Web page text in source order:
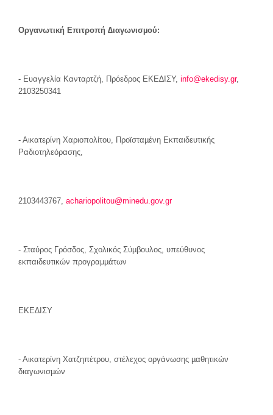
Οργανωτική Επιτροπή ∆ιαγωνισµού:
- Ευαγγελία Κανταρτζή, Πρόεδρος ΕΚΕ∆ΙΣΥ, info@ekedisy.gr,
2103250341
- Αικατερίνη Χαριοπολίτου, Προϊσταµένη Εκπαιδευτικής
Ραδιοτηλεόρασης,
2103443767, achariopolitou@minedu.gov.gr
- Σταύρος Γρόσδος, Σχολικός Σύµβουλος, υπεύθυνος
εκπαιδευτικών προγραµµάτων
ΕΚΕ∆ΙΣΥ
- Αικατερίνη Χατζηπέτρου, στέλεχος οργάνωσης µαθητικών
διαγωνισµών